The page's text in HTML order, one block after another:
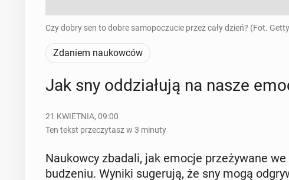
Czy dobry sen to dobre samopoczucie przez cały dzień? (Fot.
Zdaniem naukowców
Jak sny od­dzia­łu­ją na nasze
21 KWIETNIA, 09:00
Ten tekst przeczytasz w 3 minuty
Na­ukow­cy zbadali, jak emocje prze­ży­wa­ne
bu­dze­niu. Wyniki su­ge­ru­ją, że sny mogą